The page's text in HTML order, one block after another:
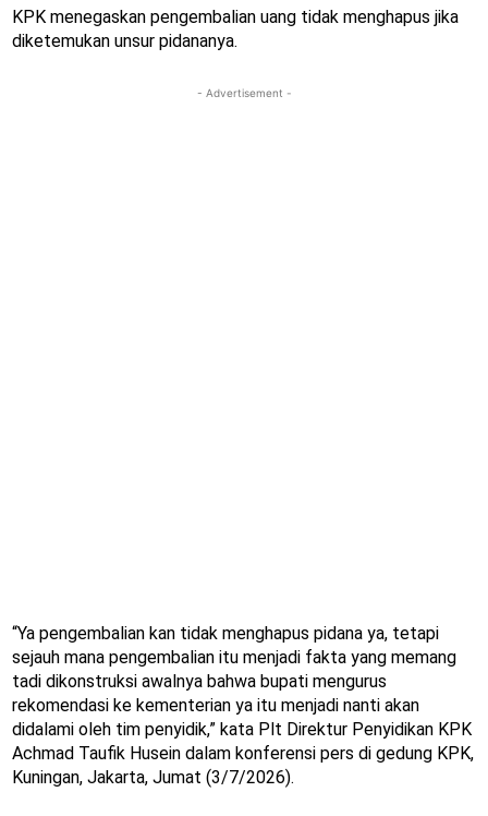
KPK menegaskan pengembalian uang tidak menghapus jika
diketemukan unsur pidananya.
- Advertisement -
“Ya pengembalian kan tidak menghapus pidana ya, tetapi
sejauh mana pengembalian itu menjadi fakta yang memang
tadi dikonstruksi awalnya bahwa bupati mengurus
rekomendasi ke kementerian ya itu menjadi nanti akan
didalami oleh tim penyidik,” kata Plt Direktur Penyidikan KPK
Achmad Taufik Husein dalam konferensi pers di gedung KPK,
Kuningan, Jakarta, Jumat (3/7/2026).